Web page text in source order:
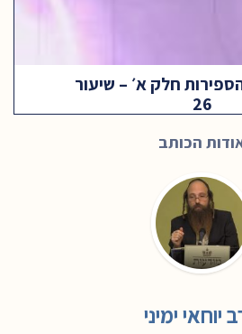
חלק א׳ – שיעור
26
הכותב
יוחאי ימיני